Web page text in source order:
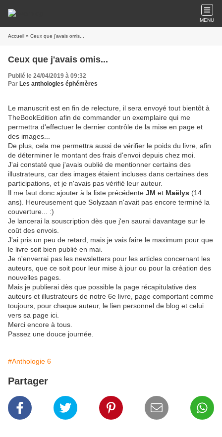
MENU
Accueil » Ceux que j'avais omis...
Ceux que j'avais omis...
Publié le 24/04/2019 à 09:32
Par Les anthologies éphémères
Le manuscrit est en fin de relecture, il sera envoyé tout bientôt à
TheBookEdition afin de commander un exemplaire qui me
permettra d'effectuer le dernier contrôle de la mise en page et
des images...
De plus, cela me permettra aussi de vérifier le poids du livre, afin
de déterminer le montant des frais d'envoi depuis chez moi.
J'ai constaté que j'avais oublié de mentionner certains des
illustrateurs, car des images étaient incluses dans certaines des
participations, et je n'avais pas vérifié leur auteur.
Il me faut donc ajouter à la liste précédente JM et Maëlys (14
ans). Heureusement que Solyzaan n'avait pas encore terminé la
couverture... :)
Je lancerai la souscription dès que j'en saurai davantage sur le
coût des envois.
J'ai pris un peu de retard, mais je vais faire le maximum pour que
le livre soit bien publié en mai.
Je n'enverrai pas les newsletters pour les articles concernant les
auteurs, que ce soit pour leur mise à jour ou pour la création des
nouvelles pages.
Mais je publierai dès que possible la page récapitulative des
auteurs et illustrateurs de notre 6e livre, page comportant comme
toujours, pour chaque auteur, le lien personnel de blog et celui
vers sa page ici.
Merci encore à tous.
Passez une douce journée.
#Anthologie 6
Partager